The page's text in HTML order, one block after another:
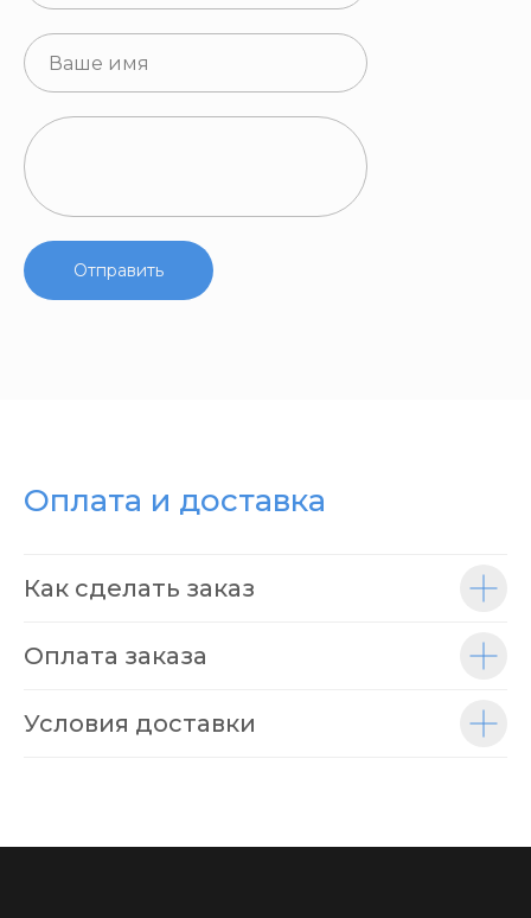
Отправить
Оплата и доставка
Как сделать заказ
Оплата заказа
Условия доставки